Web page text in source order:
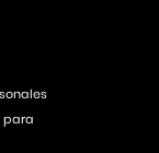
para